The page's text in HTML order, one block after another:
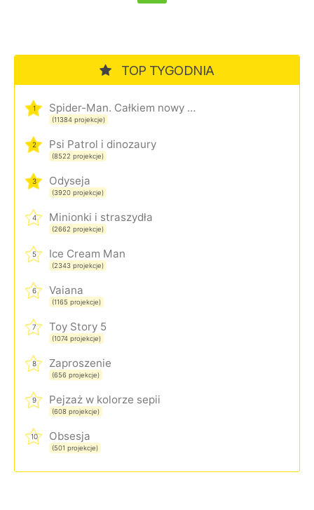
TOP TYGODNIA
1 Spider-Man. Całkiem nowy dzień
(11384 projekcje)
2 Psi Patrol i dinozaury
(8522 projekcje)
3 Odyseja
(3920 projekcje)
4 Minionki i straszydła
(2662 projekcje)
5 Ice Cream Man
(2343 projekcje)
6 Vaiana
(1165 projekcje)
7 Toy Story 5
(1074 projekcje)
8 Zaproszenie
(656 projekcje)
9 Pejzaż w kolorze sepii
(608 projekcje)
10 Obsesja
(501 projekcje)